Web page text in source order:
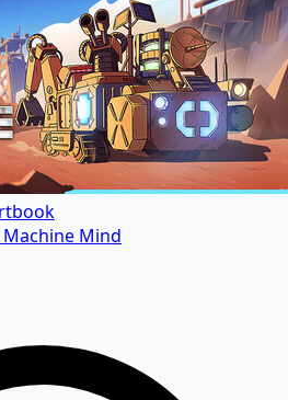
Machine Mind